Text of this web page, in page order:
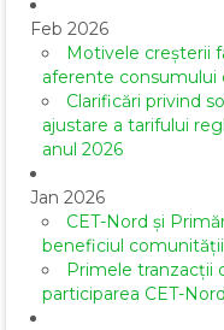
Feb 2026
Motivele creșterii
aferente consumului
Clarificări privind
ajustare a tarifului
anul 2026
Jan 2026
CET-Nord și
beneficiul comunității
Primele tranzacții
participarea CET-Nord